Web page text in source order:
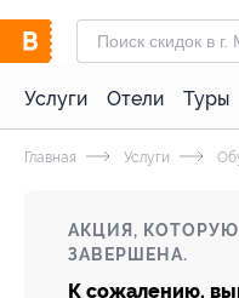
Услуги Отели Туры
Главная Услуги
АКЦИЯ,
ЗАВЕРШЕНА.
К сожалению,